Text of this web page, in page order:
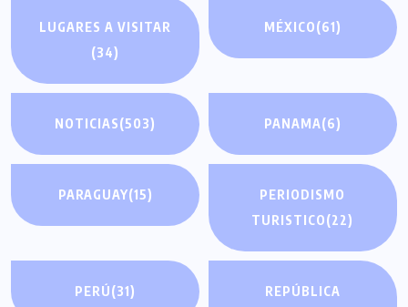
LUGARES A VISITAR
(34)
MÉXICO(61)
NOTICIAS(503) PANAMA(6)
PARAGUAY(15)
PERIODISMO
TURISTICO(22)
PERÚ(31)
REPÚBLICA